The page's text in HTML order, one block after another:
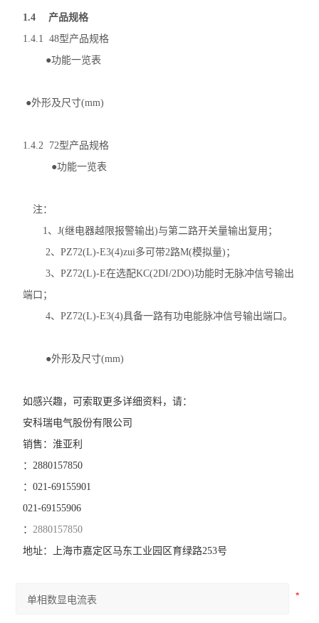
无线测温传感器
数据采集仪
无线测温装置
安科瑞智慧综合管廊解决方案
智能照明控制系统
光伏直流绝缘监测装置
智能水泵控制器
电力监控系统
三相数显电流表
中压PT并列保护装置
三相多回路监控装置
工业用绝缘监测仪
1.4 产品规格
1.4.1 48型产品规格
●功能一览表
●外形及尺寸(mm)
1.4.2 72型产品规格
●功能一览表
注：
1、J(继电器越限报警输出)与第二路开关量输出复用；
2、PZ72(L)-E3(4)zui多可带2路M(模拟量)；
3、PZ72(L)-E在选配KC(2DI/2DO)功能时无脉冲信号输出
端口；
4、PZ72(L)-E3(4)具备一路有功电能脉冲信号输出端口。
●外形及尺寸(mm)
如感兴趣，可索取更多详细资料，请：
安科瑞电气股份有限公司
销售：淮亚利
：2880157850
：021-69155901
021-69155906
：2880157850
地址：
上海市嘉定区马东工业园区育绿路253号